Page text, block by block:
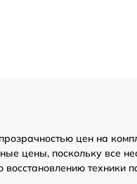
цен на
цены, поскольку все
восстановлению